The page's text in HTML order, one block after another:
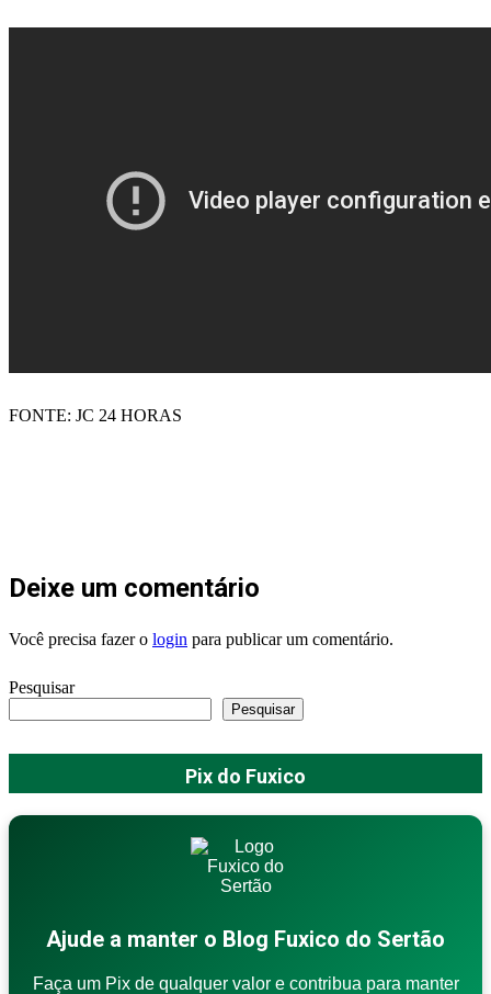
FONTE: JC 24 HORAS
Deixe um comentário
Você precisa fazer o login para publicar um comentário.
Pesquisar
Pesquisar
Pix do Fuxico
Ajude a manter o Blog Fuxico do Sertão
Faça um Pix de qualquer valor e contribua para manter